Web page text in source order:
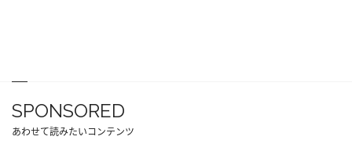
SPONSORED
あわせて読みたいコンテンツ